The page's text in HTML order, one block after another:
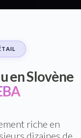
en Slovène
riche en
dizaines de